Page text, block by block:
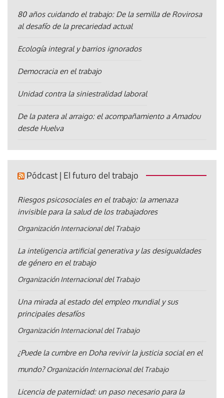
80 años cuidando el trabajo: De la semilla de Rovirosa
al desafío de la precariedad actual
Ecología integral y barrios ignorados
Democracia en el trabajo
Unidad contra la siniestralidad laboral
De la patera al arraigo: el acompañamiento a Amadou
desde Huelva
Pódcast | El futuro del trabajo
Riesgos psicosociales en el trabajo: la amenaza
invisible para la salud de los trabajadores
Organización Internacional del Trabajo
La inteligencia artificial generativa y las desigualdades
de género en el trabajo
Organización Internacional del Trabajo
Una mirada al estado del empleo mundial y sus
principales desafíos
Organización Internacional del Trabajo
¿Puede la cumbre en Doha revivir la justicia social en el
mundo? Organización Internacional del Trabajo
Licencia de paternidad: un paso necesario para la